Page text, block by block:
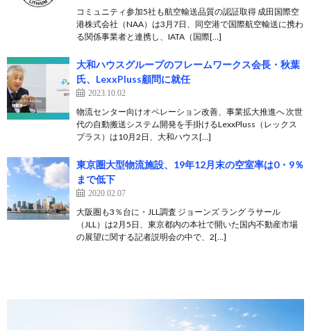
コミュニティ参加5社も航空輸送品質の認証取得 成田国際空
港株式会社（NAA）は3月7日、同空港で国際航空輸送に携わ
る関係事業者と連携し、IATA（国際[…]
大和ハウスグループのフレームワークス会長・秋葉
氏、LexxPluss顧問に就任
2023.10.02
物流センター向けオペレーション改善、事業拡大推進へ 次世
代の自動搬送システム開発を手掛けるLexxPluss（レックス
プラス）は10月2日、大和ハウス[…]
東京圏大型物流施設、19年12月末の空室率は0・9％
まで低下
2020.02.07
大阪圏も3％台に・JLL調査 ジョーンズ ラング ラサール
（JLL）は2月5日、東京都内の本社で開いた国内不動産市場
の展望に関する記者説明会の中で、2[…]